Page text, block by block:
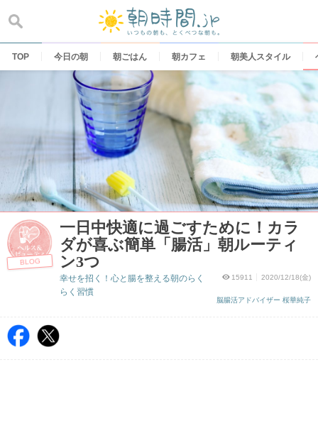
content
TOP 今日の朝 朝ごはん 朝カフェ 朝美人スタイル
BLOG
一日中快適に過ごすために！カラ
ダが喜ぶ簡単「腸活」朝ルーティ
ン3つ
15911 2020/12/18(金)
脳腸活アドバイザー 桜華純子
幸せを招く！心と腸を整える朝のらく
らく習慣